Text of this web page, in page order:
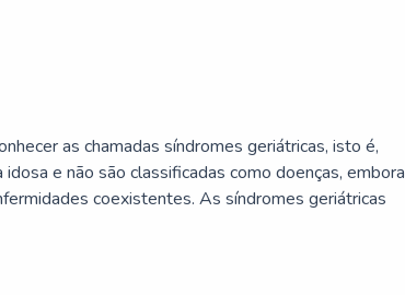
as chamadas síndromes geriátricas, isto é,
e não são classificadas como doenças, embora
coexistentes. As síndromes geriátricas